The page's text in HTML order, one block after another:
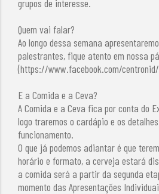
grupos de interesse.
Quem vai falar?
Ao longo dessa semana
palestrantes, fique atento em nossa
(https://www.facebook.com/
E a Comida e a Ceva?
A Comida e a Ceva fica por conta do
logo traremos o cardápio e os
funcionamento.
O que já podemos adiantar é que
horário e formato, a cerveja estará
a comida será a partir da segunda
momento das Apresentações